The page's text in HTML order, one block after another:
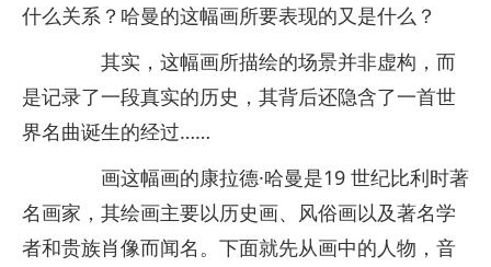
什么关系？哈曼的这幅画所要表现的又是什么？
其实，这幅画所描绘的场景并非虚构，而
是记录了一段真实的历史，其背后还隐含了一首世
界名曲诞生的经过……
画这幅画的康拉德·哈曼是19 世纪比利时著
名画家，其绘画主要以历史画、风俗画以及著名学
者和贵族肖像而闻名。下面就先从画中的人物，音